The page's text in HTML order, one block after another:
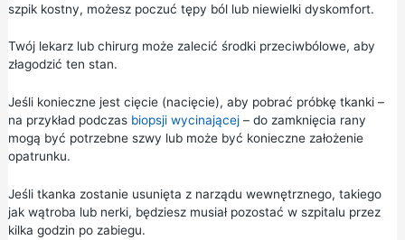
szpik kostny, możesz poczuć tępy ból lub niewielki dyskomfort.
Twój lekarz lub chirurg może zalecić środki przeciwbólowe, aby
złagodzić ten stan.
Jeśli konieczne jest cięcie (nacięcie), aby pobrać próbkę tkanki –
na przykład podczas biopsji wycinającej– do zamknięcia rany
mogą być potrzebne szwy lub może być konieczne założenie
opatrunku.
Jeśli tkanka zostanie usunięta z narządu wewnętrznego, takiego
jak wątroba lub nerki, będziesz musiał pozostać w szpitalu przez
kilka godzin po zabiegu.